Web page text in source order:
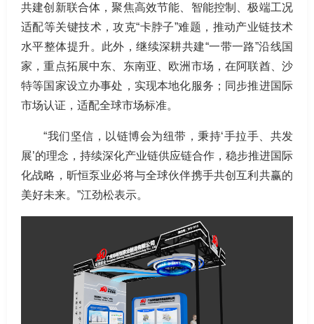
共建创新联合体，聚焦高效节能、智能控制、极端工况
适配等关键技术，攻克“卡脖子”难题，推动产业链技术
水平整体提升。此外，继续深耕共建“一带一路”沿线国
家，重点拓展中东、东南亚、欧洲市场，在阿联酋、沙
特等国家设立办事处，实现本地化服务；同步推进国际
市场认证，适配全球市场标准。
“我们坚信，以链博会为纽带，秉持‘手拉手、共发
展’的理念，持续深化产业链供应链合作，稳步推进国际
化战略，昕恒泵业必将与全球伙伴携手共创互利共赢的
美好未来。”江劲松表示。